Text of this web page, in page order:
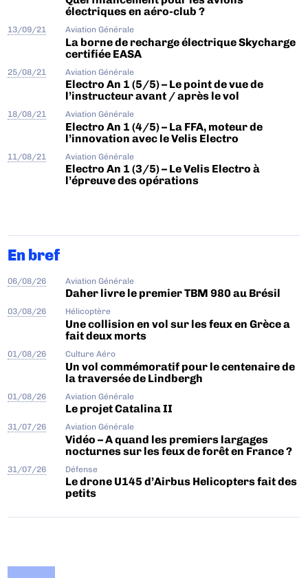
électriques en aéro-club ?
13/09/21 Aviation Générale
La borne de recharge électrique Skycharge
certifiée EASA
25/08/21 Aviation Générale
Electro An 1 (5/5) – Le point de vue de
l’instructeur avant / après le vol
18/08/21 Aviation Générale
Electro An 1 (4/5) – La FFA, moteur de
l’innovation avec le Velis Electro
11/08/21 Aviation Générale
Electro An 1 (3/5) – Le Velis Electro à
l’épreuve des opérations
En bref
06/08/26 Aviation Générale
Daher livre le premier TBM 980 au Brésil
03/08/26 Hélicoptère
Une collision en vol sur les feux en Grèce a
fait deux morts
01/08/26 Culture Aéro
Un vol commémoratif pour le centenaire de
la traversée de Lindbergh
01/08/26 Aviation Générale
Le projet Catalina II
31/07/26 Aviation Générale
Vidéo – A quand les premiers largages
nocturnes sur les feux de forêt en France ?
31/07/26 Défense
Le drone U145 d’Airbus Helicopters fait des
petits